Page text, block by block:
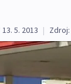
13. 5. 2013 | Zdroj: